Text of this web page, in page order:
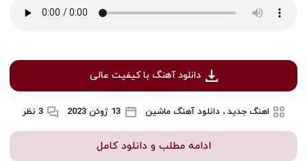
دانلود آهنگ با کیفیت عالی
اهنگ جدید ، دانلود آهنگ ماشین 13 ژوئن 2023 3 نظر
ادامه مطلب و دانلود کامل